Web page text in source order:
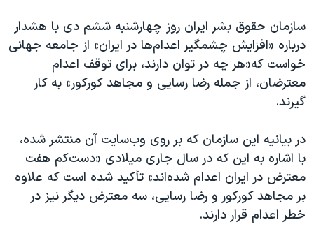
قانون شفافیت دارائی کادر رهبری ایران
اعتراضات مردمی آبان ۹۸
اسرائیل در جنگ
همایش محافظه‌کاران آمریکا «سی‌پک»
صفحه‌های ویژه
سفر پرزیدنت ترامپ به چین
سازمان حقوق بشر ایران روز چهارشنبه ششم دی با هشدار
درباره‌ «افزایش چشمگیر اعدام‌ها در ایران» از جامعه جهانی
خواست که«هر چه در توان دارند، برای توقف اعدام
معترضان، از جمله رضا رسایی و مجاهد کورکور» به کار
گیرند.
در بیانیه این سازمان که بر روی وب‌سایت آن منتشر شده،
با اشاره به این که در سال جاری میلادی «دست‌کم هفت
معترض در ایران اعدام شده‌اند» تأکید شده است که علاوه
بر مجاهد کورکور و رضا رسایی، سه معترض دیگر نیز در
خطر اعدام قرار دارند.